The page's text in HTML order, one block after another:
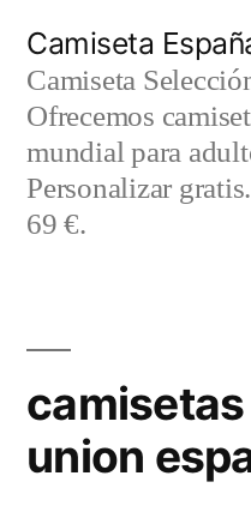
contenido
Camiseta
Camiseta
Ofrecemos
mundial para
Personalizar
69 €.
union